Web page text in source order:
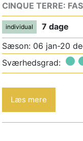
CINQUE TERRE:
individual
7 dage
Sæson: 06 jan-20
Sværhedsgrad:
Læs mere